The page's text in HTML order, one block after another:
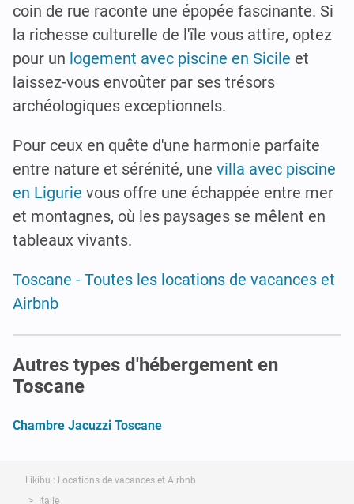
coin de rue raconte une épopée fascinante. Si
la richesse culturelle de l'île vous attire, optez
pour un logement avec piscine en Sicile et
laissez-vous envoûter par ses trésors
archéologiques exceptionnels.
Pour ceux en quête d'une harmonie parfaite
entre nature et sérénité, une villa avec piscine
en Ligurie vous offre une échappée entre mer
et montagnes, où les paysages se mêlent en
tableaux vivants.
Toscane - Toutes les locations de vacances et
Airbnb
Autres types d'hébergement en
Toscane
Chambre Jacuzzi Toscane
Likibu : Locations de vacances et Airbnb
Italie